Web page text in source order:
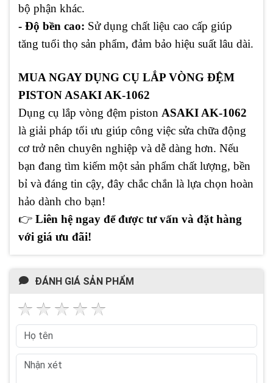
bộ phận khác.
- Độ bền cao: Sử dụng chất liệu cao cấp giúp
tăng tuổi thọ sản phẩm, đảm bảo hiệu suất lâu dài.
MUA NGAY DỤNG CỤ LẮP VÒNG ĐỆM
PISTON ASAKI AK-1062
Dụng cụ lắp vòng đệm piston ASAKI AK-1062
là giải pháp tối ưu giúp công việc sửa chữa động
cơ trở nên chuyên nghiệp và dễ dàng hơn. Nếu
bạn đang tìm kiếm một sản phẩm chất lượng, bền
bỉ và đáng tin cậy, đây chắc chắn là lựa chọn hoàn
hảo dành cho bạn!
👉 Liên hệ ngay để được tư vấn và đặt hàng
với giá ưu đãi!
ĐÁNH GIÁ SẢN PHẨM